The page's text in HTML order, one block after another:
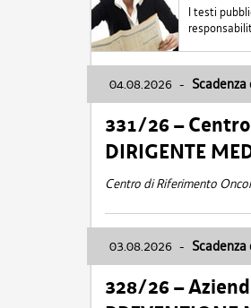
I testi
04.08.2026 -
331/26 –
DIRIGENTE
Centro di Riferimento
03.08.2026 -
328/26 –